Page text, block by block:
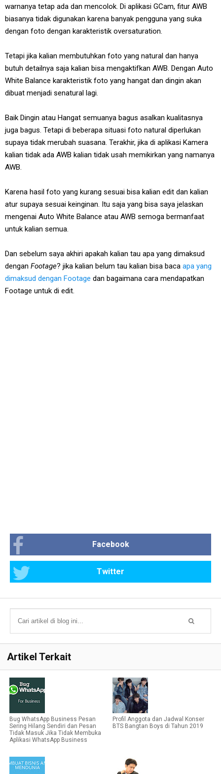
warnanya tetap ada dan mencolok. Di aplikasi GCam, fitur AWB
biasanya tidak digunakan karena banyak pengguna yang suka
dengan foto dengan karakteristik oversaturation.
Tetapi jika kalian membutuhkan foto yang natural dan hanya
butuh detailnya saja kalian bisa mengaktifkan AWB. Dengan Auto
White Balance karakteristik foto yang hangat dan dingin akan
dibuat menjadi senatural lagi.
Baik Dingin atau Hangat semuanya bagus asalkan kualitasnya
juga bagus. Tetapi di beberapa situasi foto natural diperlukan
supaya tidak merubah suasana. Terakhir, jika di aplikasi Kamera
kalian tidak ada AWB kalian tidak usah memikirkan yang namanya
AWB.
Karena hasil foto yang kurang sesuai bisa kalian edit dan kalian
atur supaya sesuai keinginan. Itu saja yang bisa saya jelaskan
mengenai Auto White Balance atau AWB semoga bermanfaat
untuk kalian semua.
Dan sebelum saya akhiri apakah kalian tau apa yang dimaksud
dengan Footage? jika kalian belum tau kalian bisa baca apa yang
dimaksud dengan Footage dan bagaimana cara mendapatkan
Footage untuk di edit.
Facebook
Twitter
Artikel Terkait
Bug WhatsApp Business Pesan
Sering Hilang Sendiri dan Pesan
Tidak Masuk Jika Tidak Membuka
Aplikasi WhatsApp Business
Profil Anggota dan Jadwal Konser
BTS Bangtan Boys di Tahun 2019